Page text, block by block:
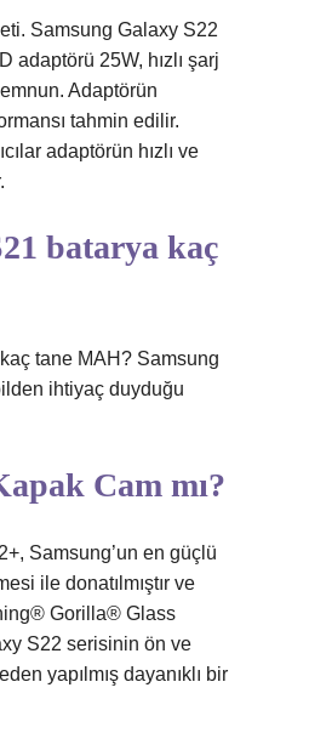
Samsung Galaxy S22
adaptörü 25W, hızlı şarj
Adaptörün
tahmin edilir.
adaptörün hızlı ve
batarya kaç
tane MAH? Samsung
ihtiyaç duyduğu
Cam mı?
Samsung’un en güçlü
ile donatılmıştır ve
Gorilla® Glass
S22 serisinin ön ve
yapılmış dayanıklı bir